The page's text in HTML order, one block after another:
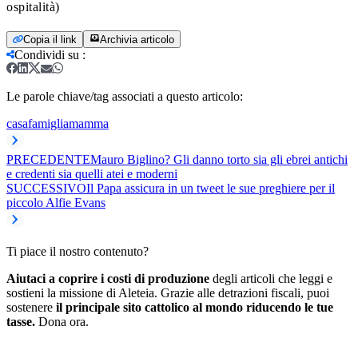
ospitalità)
Copia il link Archivia articolo
Condividi su :
Le parole chiave/tag associati a questo articolo:
casafamigliamamma
PRECEDENTEMauro Biglino? Gli danno torto sia gli ebrei antichi
e credenti sia quelli atei e moderni
SUCCESSIVOIl Papa assicura in un tweet le sue preghiere per il
piccolo Alfie Evans
Ti piace il nostro contenuto?
Aiutaci a coprire i costi di produzione degli articoli che leggi e
sostieni la missione di Aleteia. Grazie alle detrazioni fiscali, puoi
sostenere il principale sito cattolico al mondo riducendo le tue
tasse. Dona ora.